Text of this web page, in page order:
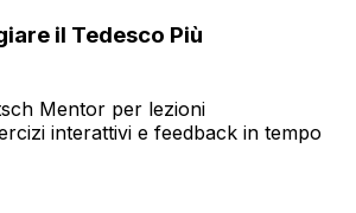
il Tedesco Più
Mentor per lezioni
interattivi e feedback in tempo